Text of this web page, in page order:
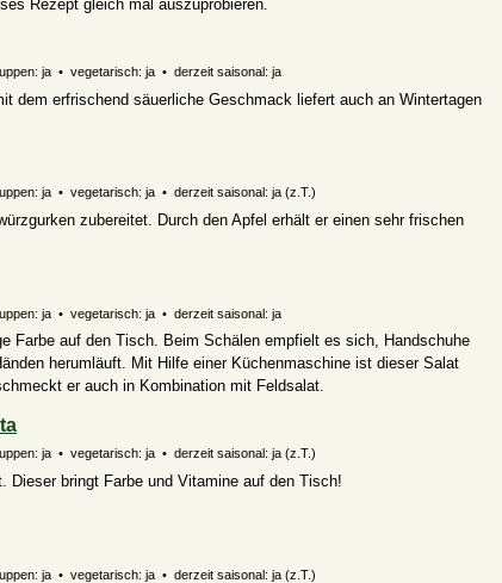
Rezept gleich mal auszuprobieren.
ja • vegetarisch: ja • derzeit saisonal: ja
dem erfrischend säuerliche Geschmack liefert auch an Wintertagen
ja • vegetarisch: ja • derzeit saisonal: ja (z.T.)
zubereitet. Durch den Apfel erhält er einen sehr frischen
ja • vegetarisch: ja • derzeit saisonal: ja
Farbe auf den Tisch. Beim Schälen empfielt es sich, Handschuhe
herumläuft. Mit Hilfe einer Küchenmaschine ist dieser Salat
er auch in Kombination mit Feldsalat.
ja • vegetarisch: ja • derzeit saisonal: ja (z.T.)
bringt Farbe und Vitamine auf den Tisch!
ja • vegetarisch: ja • derzeit saisonal: ja (z.T.)